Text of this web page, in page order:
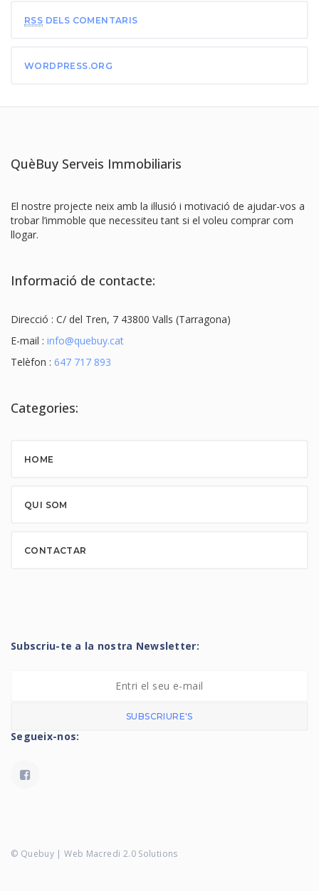
RSS DELS COMENTARIS
WORDPRESS.ORG
QuèBuy Serveis Immobiliaris
El nostre projecte neix amb la il·lusió i motivació de ajudar-vos a
trobar l’immoble que necessiteu tant si el voleu comprar com
llogar.
Informació de contacte:
Direcció : C/ del Tren, 7 43800 Valls (Tarragona)
E-mail : info@quebuy.cat
Telèfon : 647 717 893
Categories:
HOME
QUI SOM
CONTACTAR
Subscriu-te a la nostra Newsletter:
SUBSCRIURE'S
Segueix-nos:
© Quebuy | Web Macredi 2.0 Solutions